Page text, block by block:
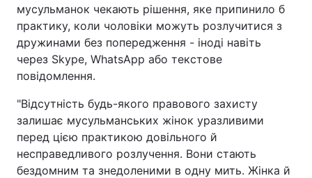
Україна Політика
Економіка Світ
Спорт
Техно і зв'язок Лайт
Інциденти
Здоров'я Туризм
мусульманок чекають рішення, яке припинило б
практику, коли чоловіки можуть розлучитися з
дружинами без попередження - іноді навіть
через Skype, WhatsApp або текстове
повідомлення.
"Відсутність будь-якого правового захисту
залишає мусульманських жінок уразливими
перед цією практикою довільного й
несправедливого розлучення. Вони стають
бездомним та знедоленими в одну мить. Жінка й